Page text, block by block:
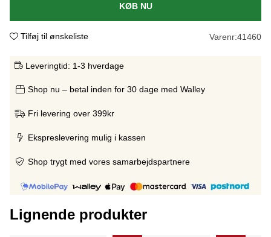
KØB NU
Tilføj til ønskeliste Varenr:41460
Leveringtid: 1-3 hverdage
Shop nu – betal inden for 30 dage med Walley
Fri levering over 399kr
Ekspreslevering mulig i kassen
Shop trygt med vores samarbejdspartnere
Lignende produkter